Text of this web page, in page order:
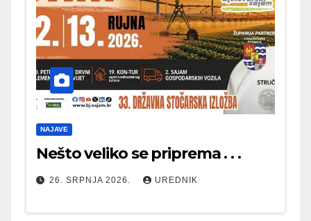
NAJAVE
Nešto veliko se priprema . . .
26. SRPNJA 2026. UREDNIK